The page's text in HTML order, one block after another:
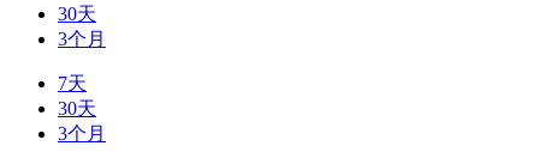
30天
3个月
7天
30天
3个月